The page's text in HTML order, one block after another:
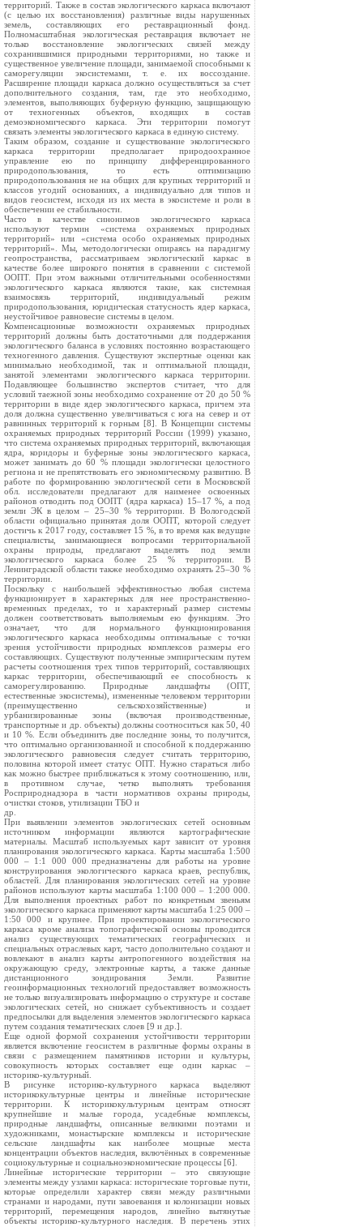
территорий. Также в состав экологического каркаса включают
(с целью их восстановления) различные виды нарушенных
земель, составляющих его реставрационный фонд.
Полномасштабная экологическая реставрация включает не
только восстановление экологических связей между
сохранившимися природными территориями, но также и
существенное увеличение площади, занимаемой способными к
саморегуляции экосистемами, т. е. их воссоздание.
Расширение площади каркаса должно осуществляться за счет
дополнительного создания, там, где это необходимо,
элементов, выполняющих буферную функцию, защищающую
от техногенных объектов, входящих в состав
демоэкономического каркаса. Эти территории помогут
связать элементы экологического каркаса в единую систему.
Таким образом, создание и существование экологического
каркаса территории предполагает природоохранное
управление ею по принципу дифференцированного
природопользования, то есть оптимизацию
природопользования не на общих для крупных территорий и
классов угодий основаниях, а индивидуально для типов и
видов геосистем, исходя из их места в экосистеме и роли в
обеспечении ее стабильности.
Часто в качестве синонимов экологического каркаса
используют термин «система охраняемых природных
территорий» или «система особо охраняемых природных
территорий». Мы, методологически опираясь на парадигму
геопространства, рассматриваем экологический каркас в
качестве более широкого понятия в сравнении с системой
ООПТ. При этом важными отличительными особенностями
экологического каркаса являются такие, как системная
взаимосвязь территорий, индивидуальный режим
природопользования, юридическая статусность ядер каркаса,
неустойчивое равновесие системы в целом.
Компенсационные возможности охраняемых природных
территорий должны быть достаточными для поддержания
экологического баланса в условиях постоянно возрастающего
техногенного давления. Существуют экспертные оценки как
минимально необходимой, так и оптимальной площади,
занятой элементами экологического каркаса территории.
Подавляющее большинство экспертов считает, что для
условий таежной зоны необходимо сохранение от 20 до 50 %
территории в виде ядер экологического каркаса, причем эта
доля должна существенно увеличиваться с юга на север и от
равнинных территорий к горным [8]. В Концепции системы
охраняемых природных территорий России (1999) указано,
что система охраняемых природных территорий, включающая
ядра, коридоры и буферные зоны экологического каркаса,
может занимать до 60 % площади экологически целостного
региона и не препятствовать его экономическому развитию. В
работе по формированию экологической сети в Московской
обл. исследователи предлагают для наименее освоенных
районов отводить под ООПТ (ядра каркаса) 15–17 %, а под
земли ЭК в целом – 25–30 % территории. В Вологодской
области официально принятая доля ООПТ, которой следует
достичь к 2017 году, составляет 15 %, в то время как ведущие
специалисты, занимающиеся вопросами территориальной
охраны природы, предлагают выделять под земли
экологического каркаса более 25 % территории. В
Ленинградской области также необходимо охранять 25–30 %
территории.
Поскольку с наибольшей эффективностью любая система
функционирует в характерных для нее пространственно-
временных пределах, то и характерный размер системы
должен соответствовать выполняемым ею функциям. Это
означает, что для нормального функционирования
экологического каркаса необходимы оптимальные с точки
зрения устойчивости природных комплексов размеры его
составляющих. Существуют полученные эмпирическим путем
расчеты соотношения трех типов территорий, составляющих
каркас территории, обеспечивающий ее способность к
саморегулированию. Природные ландшафты (ОПТ,
естественные экосистемы), измененные человеком территории
(преимущественно сельскохозяйственные) и
урбанизированные зоны (включая производственные,
транспортные и др. объекты) должны соотноситься как 50, 40
и 10 %. Если объединить две последние зоны, то получится,
что оптимально организованной и способной к поддержанию
экологического равновесия следует считать территорию,
половина которой имеет статус ОПТ. Нужно стараться либо
как можно быстрее приближаться к этому соотношению, или,
в противном случае, четко выполнять требования
Росприроднадзора в части нормативов охраны природы,
очистки стоков, утилизации ТБО и
др.
При выявлении элементов экологических сетей основным
источником информации являются картографические
материалы. Масштаб используемых карт зависит от уровня
планирования экологического каркаса. Карты масштаба 1:500
000 – 1:1 000 000 предназначены для работы на уровне
конструирования экологического каркаса краев, республик,
областей. Для планирования экологических сетей на уровне
районов используют карты масштаба 1:100 000 – 1:200 000.
Для выполнения проектных работ по конкретным звеньям
экологического каркаса применяют карты масштаба 1:25 000 –
1:50 000 и крупнее. При проектировании экологического
каркаса кроме анализа топографической основы проводится
анализ существующих тематических географических и
специальных отраслевых карт, часто дополнительно создают и
вовлекают в анализ карты антропогенного воздействия на
окружающую среду, электронные карты, а также данные
дистанционного зондирования Земли. Развитие
геоинформационных технологий предоставляет возможность
не только визуализировать информацию о структуре и составе
экологических сетей, но снижает субъективность и создает
предпосылки для выделения элементов экологического каркаса
путем создания тематических слоев [9 и др.].
Еще одной формой сохранения устойчивости территории
является включение геосистем в различные формы охраны в
связи с размещением памятников истории и культуры,
совокупность которых составляет еще один каркас –
историко-культурный.
В рисунке историко-культурного каркаса выделяют
историкокультурные центры и линейные исторические
территории. К историкокультурным центрам относят
крупнейшие и малые города, усадебные комплексы,
природные ландшафты, описанные великими поэтами и
художниками, монастырские комплексы и исторические
сельские ландшафты как наиболее мощные места
концентрации объектов наследия, включённых в современные
социокультурные и социальноэкономические процессы [6].
Линейные исторические территории – это связующие
элементы между узлами каркаса: исторические торговые пути,
которые определили характер связи между различными
странами и народами, пути завоевания и колонизации новых
территорий, перемещения народов, линейно вытянутые
объекты историко-культурного наследия. В перечень этих